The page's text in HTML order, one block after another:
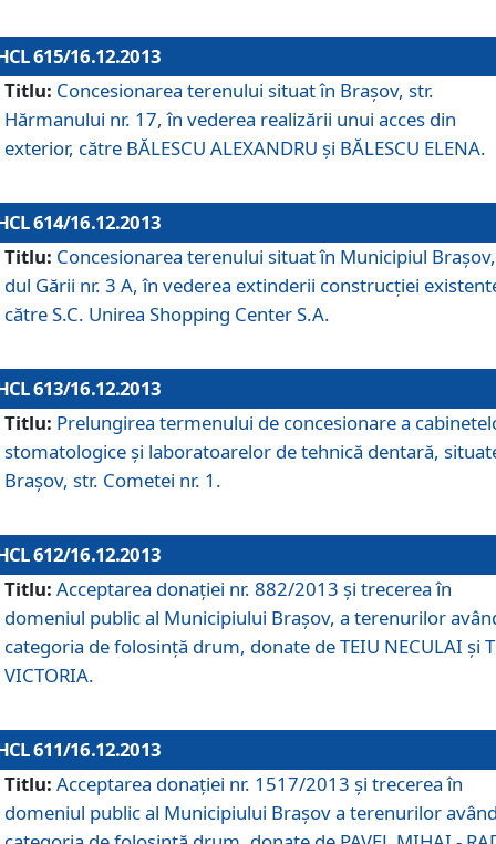
615/16.12.2013
Titlu: Concesionarea terenului situat în Braşov, str.
Hărmanului nr. 17, în vederea realizării unui acces din
exterior, către BĂLESCU ALEXANDRU şi BĂLESCU ELENA.
614/16.12.2013
Titlu: Concesionarea terenului situat în Municipiul
dul Gării nr. 3 A, în vederea extinderii construcţiei
către S.C. Unirea Shopping Center S.A.
613/16.12.2013
Titlu: Prelungirea termenului de concesionare a
stomatologice şi laboratoarelor de tehnică dentară,
Braşov, str. Cometei nr. 1.
612/16.12.2013
Titlu: Acceptarea donaţiei nr. 882/2013 şi trecerea în
domeniul public al Municipiului Braşov, a terenurilor
categoria de folosinţă drum, donate de TEIU NECULAI şi
VICTORIA.
611/16.12.2013
Titlu: Acceptarea donaţiei nr. 1517/2013 şi trecerea în
domeniul public al Municipiului Braşov a terenurilor